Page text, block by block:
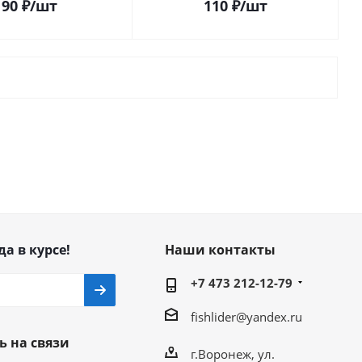
90 ₽/шт 110 ₽/шт
в курсе!
на связи
Наши контакты
+7 473 212-12-79
fishlider@yandex.ru
г.Воронеж, ул.